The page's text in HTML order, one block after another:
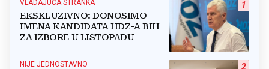
1
VLADAJUĆA STRANKA
EKSKLUZIVNO: DONOSIMO
IMENA KANDIDATA HDZ-A BIH
ZA IZBORE U LISTOPADU
2
NIJE JEDNOSTAVNO